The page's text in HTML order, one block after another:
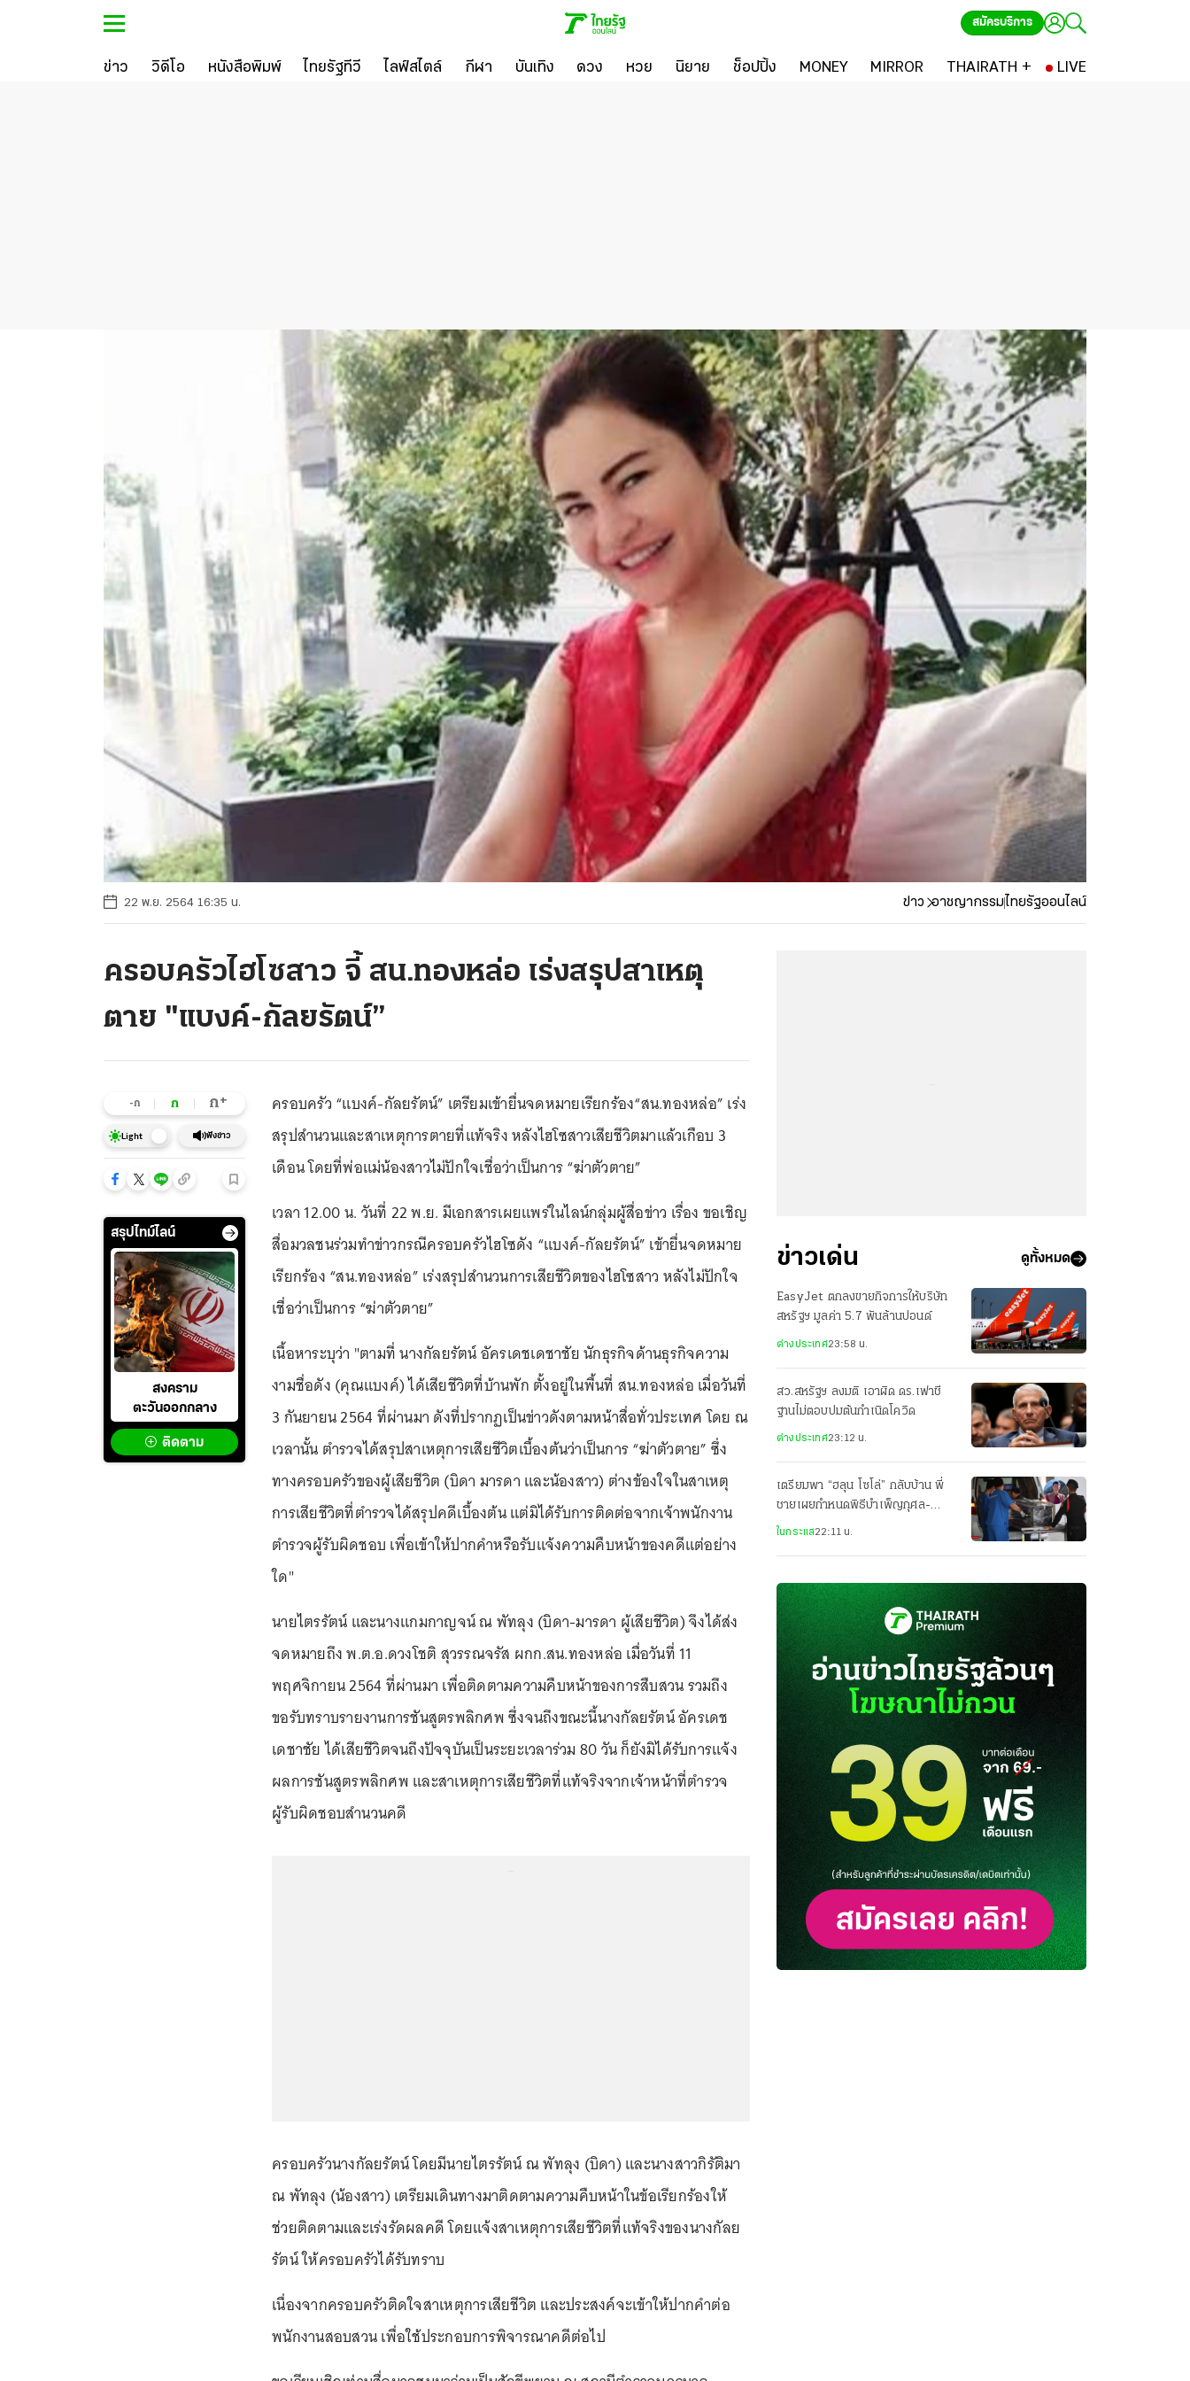
สมัครบริการ
ข่าว วิดีโอ หนังสือพิมพ์ ไทยรัฐทีวี ไลฟ์สไตล์ กีฬา บันเทิง ดวง หวย นิยาย ช็อปปิ้ง MONEY MIRROR THAIRATH + LIVE
22 พ.ย. 2564 16:35 น. ข่าว อาชญากรรมไทยรัฐออนไลน์
ครอบครัวไฮโซสาว จี้ สน.ทองหล่อ เร่งสรุปสาเหตุ
ตาย "แบงค์-กัลยรัตน์”
-ก ก ก+
Light ฟังข่าว
สรุปไทม์ไลน์
สงคราม
ตะวันออกกลาง
ติดตาม
ครอบครัว “แบงค์-กัลยรัตน์” เตรียมเข้ายื่นจดหมายเรียกร้อง“สน.ทองหล่อ” เร่ง
สรุปสำนวนและสาเหตุการตายที่แท้จริง หลังไฮโซสาวเสียชีวิตมาแล้วเกือบ 3
เดือน โดยที่พ่อแม่น้องสาวไม่ปักใจเชื่อว่าเป็นการ “ฆ่าตัวตาย”
เวลา 12.00 น. วันที่ 22 พ.ย. มีเอกสารเผยแพร่ในไลน์กลุ่มผู้สื่อข่าว เรื่อง ขอเชิญ
สื่อมวลชนร่วมทำข่าวกรณีครอบครัวไฮโซดัง “แบงค์-กัลยรัตน์” เข้ายื่นจดหมาย
เรียกร้อง “สน.ทองหล่อ” เร่งสรุปสำนวนการเสียชีวิตของไฮโซสาว หลังไม่ปักใจ
เชื่อว่าเป็นการ “ฆ่าตัวตาย”
เนื้อหาระบุว่า "ตามที่ นางกัลยรัตน์ อัครเดชเดชาชัย นักธุรกิจด้านธุรกิจความ
งามชื่อดัง (คุณแบงค์) ได้เสียชีวิตที่บ้านพัก ตั้งอยู่ในพื้นที่ สน.ทองหล่อ เมื่อวันที่
3 กันยายน 2564 ที่ผ่านมา ดังที่ปรากฏเป็นข่าวดังตามหน้าสื่อทั่วประเทศ โดย ณ
เวลานั้น ตำรวจได้สรุปสาเหตุการเสียชีวิตเบื้องต้นว่าเป็นการ “ฆ่าตัวตาย” ซึ่ง
ทางครอบครัวของผู้เสียชีวิต (บิดา มารดา และน้องสาว) ต่างข้องใจในสาเหตุ
การเสียชีวิตที่ตำรวจได้สรุปคดีเบื้องต้น แต่มิได้รับการติดต่อจากเจ้าพนักงาน
ตำรวจผู้รับผิดชอบ เพื่อเข้าให้ปากคำหรือรับแจ้งความคืบหน้าของคดีแต่อย่าง
ใด"
นายไตรรัตน์ และนางแกมกาญจน์ ณ พัทลุง (บิดา-มารดา ผู้เสียชีวิต) จึงได้ส่ง
จดหมายถึง พ.ต.อ.ดวงโชติ สุวรรณจรัส ผกก.สน.ทองหล่อ เมื่อวันที่ 11
พฤศจิกายน 2564 ที่ผ่านมา เพื่อติดตามความคืบหน้าของการสืบสวน รวมถึง
ขอรับทราบรายงานการชันสูตรพลิกศพ ซึ่งจนถึงขณะนี้นางกัลยรัตน์ อัครเดช
เดชาชัย ได้เสียชีวิตจนถึงปัจจุบันเป็นระยะเวลาร่วม 80 วัน ก็ยังมิได้รับการแจ้ง
ผลการชันสูตรพลิกศพ และสาเหตุการเสียชีวิตที่แท้จริงจากเจ้าหน้าที่ตำรวจ
ผู้รับผิดชอบสำนวนคดี
ครอบครัวนางกัลยรัตน์ โดยมีนายไตรรัตน์ ณ พัทลุง (บิดา) และนางสาวกิรัติมา
ณ พัทลุง (น้องสาว) เตรียมเดินทางมาติดตามความคืบหน้าในข้อเรียกร้องให้
ช่วยติดตามและเร่งรัดผลคดี โดยแจ้งสาเหตุการเสียชีวิตที่แท้จริงของนางกัลย
รัตน์ ให้ครอบครัวได้รับทราบ
เนื่องจากครอบครัวติดใจสาเหตุการเสียชีวิต และประสงค์จะเข้าให้ปากคำต่อ
พนักงานสอบสวน เพื่อใช้ประกอบการพิจารณาคดีต่อไป
ข่าวเด่น ดูทั้งหมด
EasyJet ตกลงขายกิจการให้บริษัท
สหรัฐฯ มูลค่า 5.7 พันล้านปอนด์
ต่างประเทศ23:58 น.
สว.สหรัฐฯ ลงมติ เอาผิด ดร.เฟาชี
ฐานไม่ตอบปมต้นกำเนิดโควิด
ต่างประเทศ23:12 น.
เตรียมพา “ฮลุน โซโล่” กลับบ้าน พี่
ชายเผยกำหนดพิธีบำเพ็ญกุศล-
ฌาปนกิจศพ
ในกระแส22:11 น.